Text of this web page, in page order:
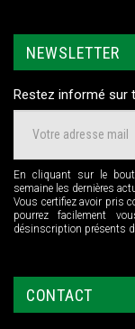
NEWSLETTER
Restez informé sur
En cliquant sur le
semaine les dernières
Vous certifiez avoir pris
pourrez facilement
désinscription présents
CONTACT